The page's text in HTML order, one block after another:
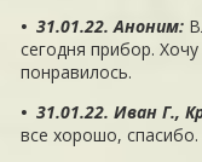
• 31.01.22. Аноним:
сегодня прибор.
понравилось.
• 31.01.22. Иван Г.,
все хорошо, спасибо.